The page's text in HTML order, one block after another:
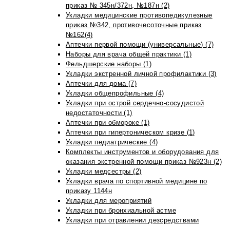
приказ № 345н/372н, №187н (2)
Укладки медицинские противопедикулезные
приказ №342, противочесоточные приказ
№162(4)
Аптечки первой помощи (универсальные) (7)
Наборы для врача общей практики (1)
Фельдшерские наборы (1)
Укладки экстренной личной профилактики (3)
Аптечки для дома (7)
Укладки общепрофильные (4)
Укладки при острой сердечно-сосудистой
недостаточности (1)
Аптечки при обмороке (1)
Аптечки при гипертоническом кризе (1)
Укладки педиатрические (4)
Комплекты инструментов и оборудования для
оказания экстренной помощи приказ №923н (2)
Укладки медсестры (2)
Укладки врача по спортивной медицине по
приказу 1144н
Укладки для мероприятий
Укладки при бронхиальной астме
Укладки при отравлении дезсредствами